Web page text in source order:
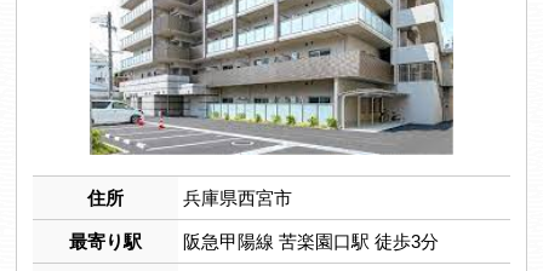
住所 兵庫県西宮市
最寄り駅 阪急甲陽線 苦楽園口駅 徒歩3分